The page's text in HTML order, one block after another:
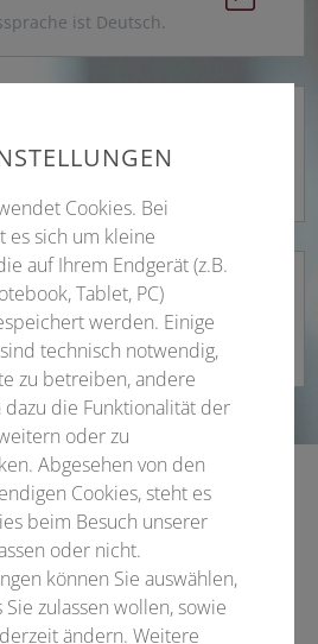
ist Deutsch.
einer fachbezogenen
& Marketing
eigenen Kongress?!
kommen!
Cookies. Bei
es sich um kleine
auf Ihrem Endgerät (z.B.
Tablet, PC)
werden. Einige
technisch notwendig,
zu betreiben, andere
dazu die Funktionalität der
oder zu
Abgesehen von den
Cookies, steht es
beim Besuch unserer
oder nicht.
können Sie auswählen,
zulassen wollen, sowie
ändern. Weitere